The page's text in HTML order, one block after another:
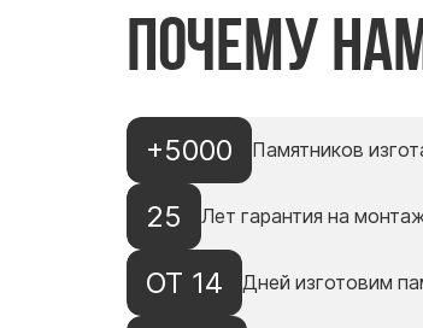
Почему
+5000 Памятников
25 Лет гарантия на
ОТ 14 Дней изготовим